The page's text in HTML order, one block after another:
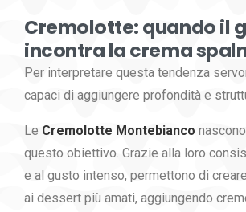
Cremolotte: quando il
incontra la crema
Per interpretare questa tendenza
capaci di aggiungere profondità e
Le Cremolotte Montebianco
questo obiettivo. Grazie alla loro
e al gusto intenso, permettono di
ai dessert più amati, aggiungendo